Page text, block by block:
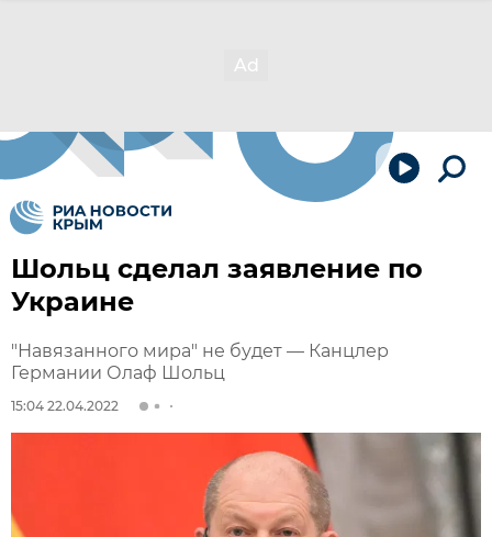
Шольц сделал заявление по
Украине
"Навязанного мира" не будет — Канцлер
Германии Олаф Шольц
15:04 22.04.2022